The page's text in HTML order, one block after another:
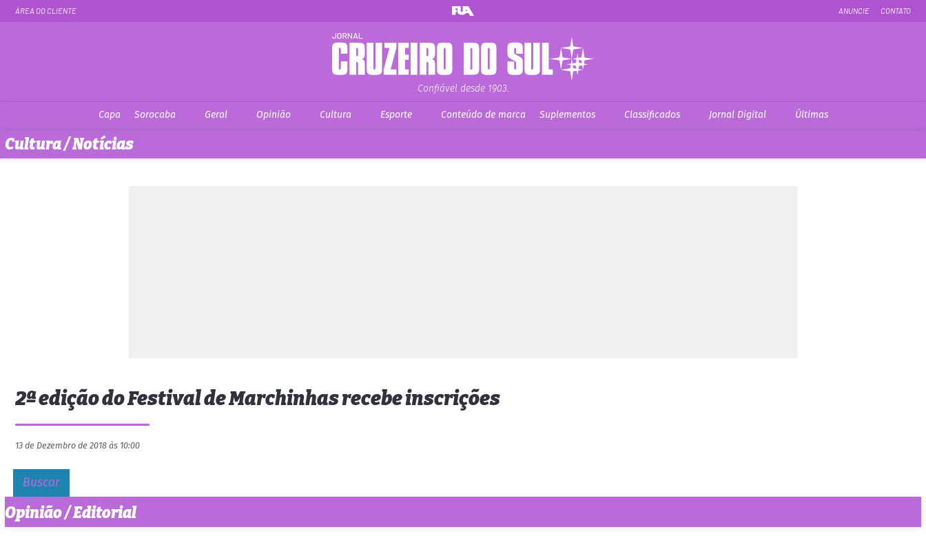
ÁREA DO CLIENTE ANUNCIE CONTATO
Confiável desde 1903.
Capa Sorocaba Geral Opinião Cultura Esporte Conteúdo de marca Suplementos Classificados Jornal Digital Últimas
Cultura / Notícias
2ª edição do Festival de Marchinhas recebe inscrições
13 de Dezembro de 2018 às 10:00
Buscar
Opinião / Editorial